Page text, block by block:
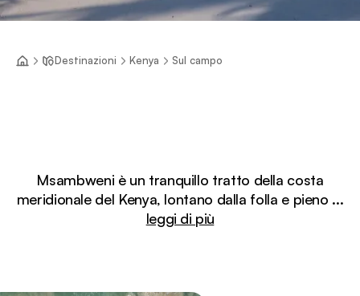
Destinazioni Kenya Sul campo
Msambweni è un tranquillo tratto della costa
meridionale del Kenya, lontano dalla folla e pieno ...
leggi di più